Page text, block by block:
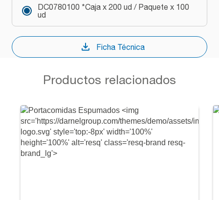
DC0780100 *Caja x 200 ud / Paquete x 100
ud
Ficha Técnica
Productos relacionados